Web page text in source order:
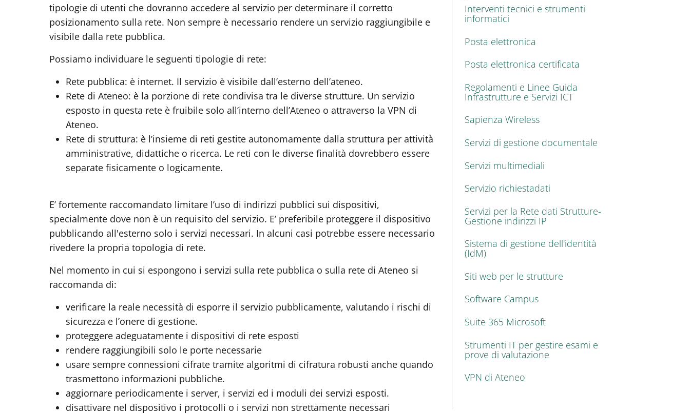
tipologie di utenti che dovranno accedere al servizio per determinare il corretto
posizionamento sulla rete. Non sempre è necessario rendere un servizio raggiungibile e
visibile dalla rete pubblica.
Possiamo individuare le seguenti tipologie di rete:
Rete pubblica: è internet. Il servizio è visibile dall’esterno dell’ateneo.
Rete di Ateneo: è la porzione di rete condivisa tra le diverse strutture. Un servizio
esposto in questa rete è fruibile solo all’interno dell’Ateneo o attraverso la VPN di
Ateneo.
Rete di struttura: è l’insieme di reti gestite autonomamente dalla struttura per attività
amministrative, didattiche o ricerca. Le reti con le diverse finalità dovrebbero essere
separate fisicamente o logicamente.
E’ fortemente raccomandato limitare l’uso di indirizzi pubblici sui dispositivi,
specialmente dove non è un requisito del servizio. E’ preferibile proteggere il dispositivo
pubblicando all'esterno solo i servizi necessari. In alcuni casi potrebbe essere necessario
rivedere la propria topologia di rete.
Nel momento in cui si espongono i servizi sulla rete pubblica o sulla rete di Ateneo si
raccomanda di:
verificare la reale necessità di esporre il servizio pubblicamente, valutando i rischi di
sicurezza e l’onere di gestione.
proteggere adeguatamente i dispositivi di rete esposti
rendere raggiungibili solo le porte necessarie
usare sempre connessioni cifrate tramite algoritmi di cifratura robusti anche quando
trasmettono informazioni pubbliche.
aggiornare periodicamente i server, i servizi ed i moduli dei servizi esposti.
disattivare nel dispositivo i protocolli o i servizi non strettamente necessari
Interventi tecnici e strumenti
informatici
Posta elettronica
Posta elettronica certificata
Regolamenti e Linee Guida
Infrastrutture e Servizi ICT
Sapienza Wireless
Servizi di gestione documentale
Servizi multimediali
Servizio richiestadati
Servizi per la Rete dati Strutture-
Gestione indirizzi IP
Sistema di gestione dell'identità
(IdM)
Siti web per le strutture
Software Campus
Suite 365 Microsoft
Strumenti IT per gestire esami e
prove di valutazione
VPN di Ateneo